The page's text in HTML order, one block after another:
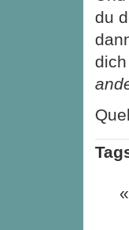
du
«